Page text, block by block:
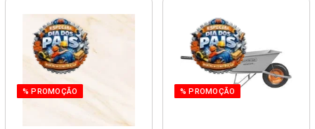
% PROMOÇÃO % PROMOÇÃO